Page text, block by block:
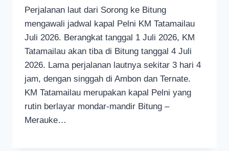
Perjalanan laut dari Sorong ke Bitung
mengawali jadwal kapal Pelni KM Tatamailau
Juli 2026. Berangkat tanggal 1 Juli 2026, KM
Tatamailau akan tiba di Bitung tanggal 4 Juli
2026. Lama perjalanan lautnya sekitar 3 hari 4
jam, dengan singgah di Ambon dan Ternate.
KM Tatamailau merupakan kapal Pelni yang
rutin berlayar mondar-mandir Bitung –
Merauke…